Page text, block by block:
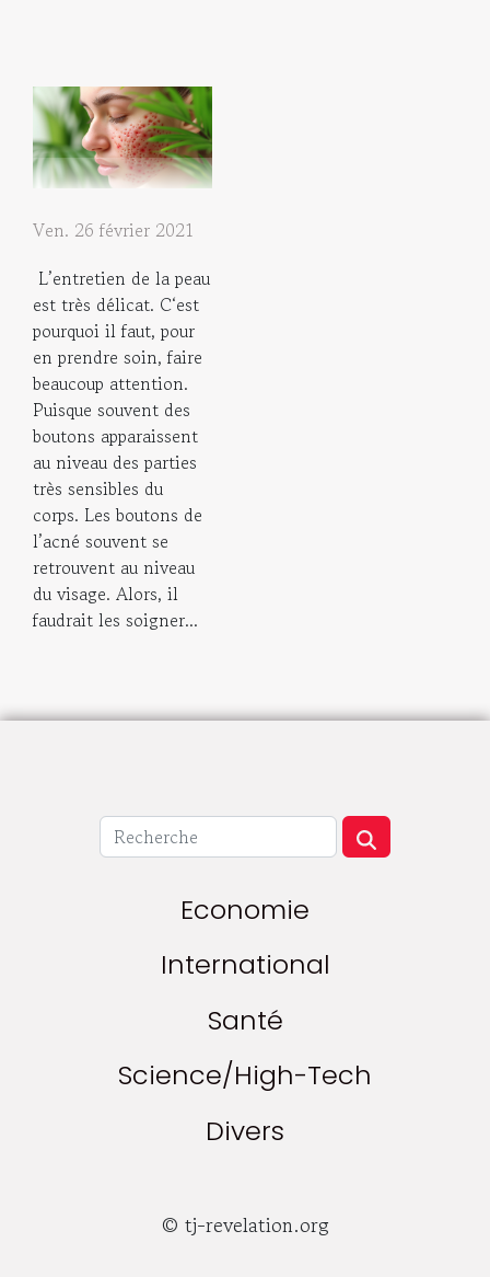
Ven. 26 février 2021
L’entretien de la peau
est très délicat. C‘est
pourquoi il faut, pour
en prendre soin, faire
beaucoup attention.
Puisque souvent des
boutons apparaissent
au niveau des parties
très sensibles du
corps. Les boutons de
l’acné souvent se
retrouvent au niveau
du visage. Alors, il
faudrait les soigner...
Economie
International
Santé
Science/High-Tech
Divers
© tj-revelation.org